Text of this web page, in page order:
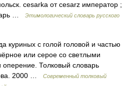
сеsаrkа от сеsаrz император ;
…
Этимологический словарь русского
куриных с голой головой и частью
или серое со светлыми
Толковый словарь
2000 …
Современный толковый